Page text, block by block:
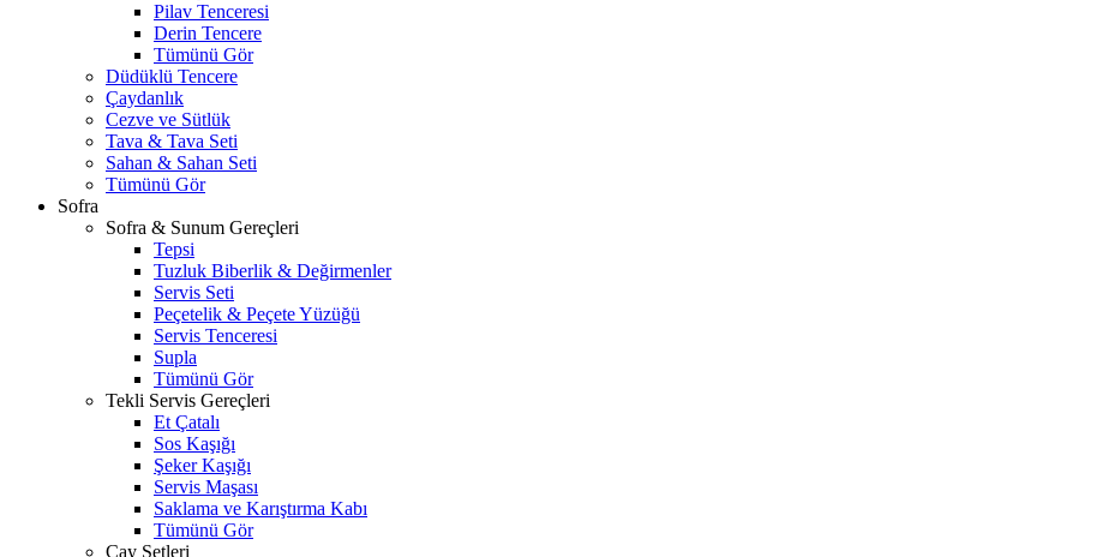
Pilav Tenceresi
Derin Tencere
Tümünü Gör
Düdüklü Tencere
Çaydanlık
Cezve ve Sütlük
Tava & Tava Seti
Sahan & Sahan Seti
Tümünü Gör
Sofra
Sofra & Sunum Gereçleri
Tepsi
Tuzluk Biberlik & Değirmenler
Servis Seti
Peçetelik & Peçete Yüzüğü
Servis Tenceresi
Supla
Tümünü Gör
Tekli Servis Gereçleri
Et Çatalı
Sos Kaşığı
Şeker Kaşığı
Servis Maşası
Saklama ve Karıştırma Kabı
Tümünü Gör
Çay Setleri